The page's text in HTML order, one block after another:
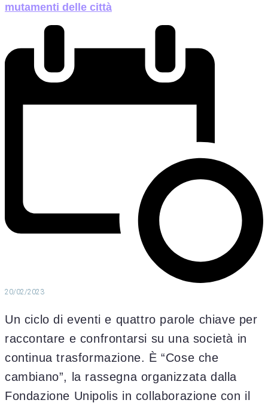
mutamenti delle città
20/02/2023
Un ciclo di eventi e quattro parole chiave per
raccontare e confrontarsi su una società in
continua trasformazione. È “Cose che
cambiano”, la rassegna organizzata dalla
Fondazione Unipolis in collaborazione con il